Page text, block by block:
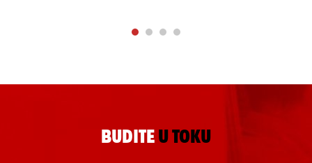
BUDITE U TOKU